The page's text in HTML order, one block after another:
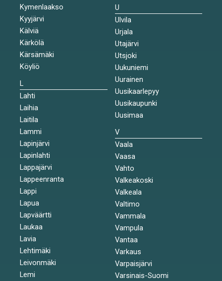
Kymenlaakso
Kyyjärvi
Kälviä
Kärkölä
Kärsämäki
Köyliö
L
Lahti
Laihia
Laitila
Lammi
Lapinjärvi
Lapinlahti
Lappajärvi
Lappeenranta
Lappi
Lapua
Lapväärtti
Laukaa
Lavia
Lehtimäki
Leivonmäki
Lemi
U
Ulvila
Urjala
Utajärvi
Utsjoki
Uukuniemi
Uurainen
Uusikaarlepyy
Uusikaupunki
Uusimaa
V
Vaala
Vaasa
Vahto
Valkeakoski
Valkeala
Valtimo
Vammala
Vampula
Vantaa
Varkaus
Varpaisjärvi
Varsinais-Suomi